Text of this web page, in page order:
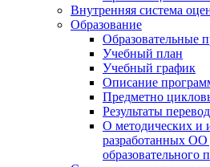
Внутренняя система
Образование
Образовательные
Учебный план
Учебный график
Описание
Предметно
Результаты
О методических и
разработанных ОО
образовательного